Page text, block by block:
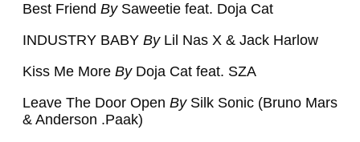
Best Friend BySaweetie feat. Doja Cat
INDUSTRY BABY ByLil Nas X & Jack Harlow
Kiss Me More ByDoja Cat feat. SZA
Leave The Door Open BySilk Sonic (Bruno Mars
& Anderson .Paak)